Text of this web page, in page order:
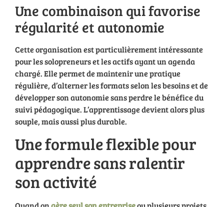
Une combinaison qui favorise
régularité et autonomie
Cette organisation est particulièrement intéressante
pour les solopreneurs et les actifs ayant un agenda
chargé. Elle permet de maintenir une pratique
régulière, d’alterner les formats selon les besoins et de
développer son autonomie sans perdre le bénéfice du
suivi pédagogique. L’apprentissage devient alors plus
souple, mais aussi plus durable.
Une formule flexible pour
apprendre sans ralentir
son activité